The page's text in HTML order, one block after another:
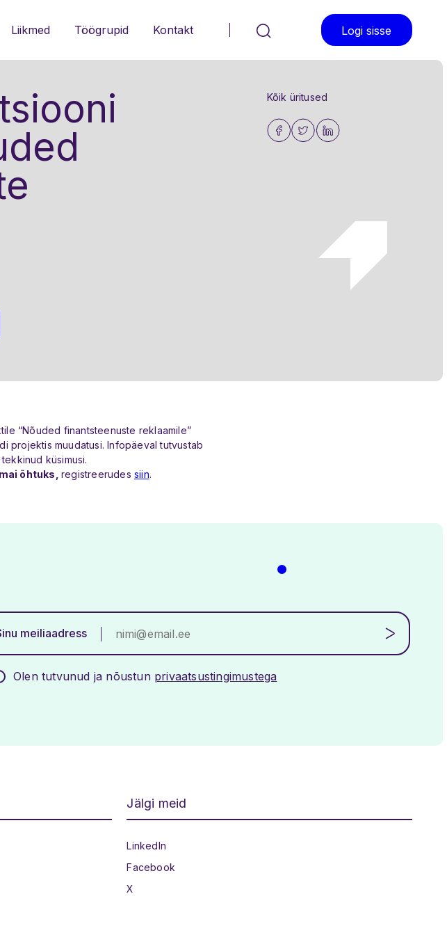
Liikmed Töögrupid Kontakt Otsi Logi sisse
Kõik üritused
“Nõuded finantsteenuste reklaamile”
projektis muudatusi. Infopäeval tutvustab
küsimusi.
õhtuks,registreerudessiin.
meiliaadress
Olen tutvunud ja nõustun privaatsustingimustega
Jälgi meid
Sotsiaalmeedia
LinkedIn
Facebook
X